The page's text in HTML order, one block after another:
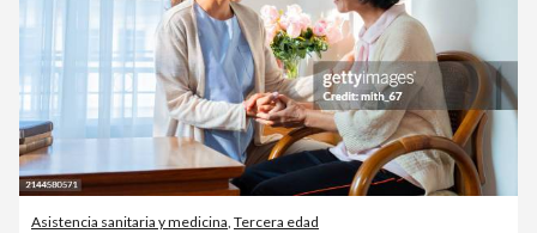
Asistencia sanitaria y medicina, Tercera edad